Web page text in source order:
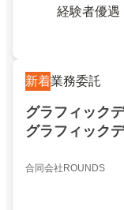
経験者優遇
新着業務委託
グラフィック
グラフィック
合同会社ROUNDS